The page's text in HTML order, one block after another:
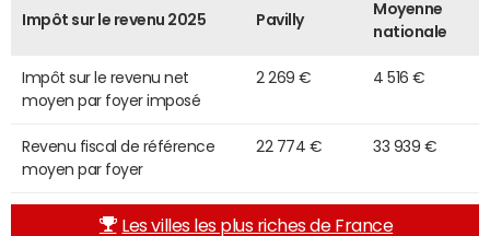
Impôt sur le revenu 2025 Pavilly
Moyenne
nationale
Impôt sur le revenu net
moyen par foyer imposé
2 269 € 4 516 €
Revenu fiscal de référence
moyen par foyer
22 774 € 33 939 €
Les villes les plus riches de France